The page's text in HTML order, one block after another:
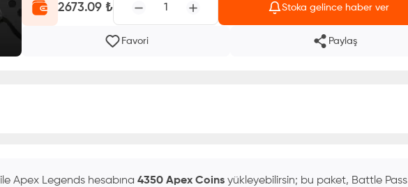
2673.09 ₺ 1 Stoka gelince haber ver
Favori Paylaş
ile Apex Legends hesabına 4350 Apex Coins yükleyebilirsin; bu paket, Battle Pass